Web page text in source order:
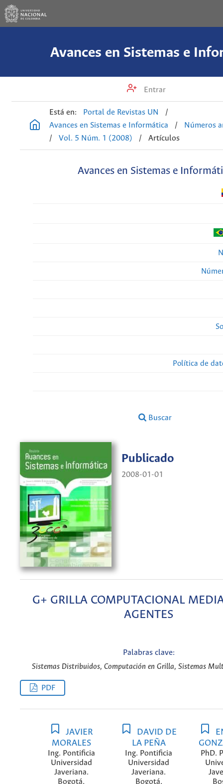
Avances en Sistemas e
Entrar
Está en: Portal de Revistas UN
/
Avances en Sistemas e Informática
/
Números
/
Vol. 5 Núm. 1 (2008) / Artículos
Avances en Sistemas e
Política de
Buscar
Publicado
2008-01-01
G+ GRILLA COMPUTACIONAL
AGENTES
Palabras clave:
Sistemas Distribuidos, Computación en Grilla, Sistemas
PDF
JAVIER
MORALES
Ing. Pontificia
Universidad
Javeriana.
Bogotá,
DAVID DE
LA PEÑA
Ing. Pontificia
Universidad
Javeriana.
Bogotá,
PhD.